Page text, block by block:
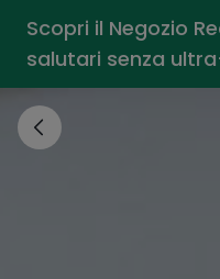
Scopri il Negozio
salutari senza